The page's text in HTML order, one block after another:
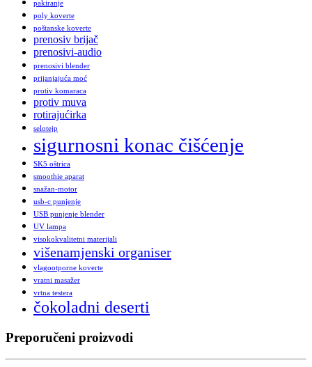
pakiranje
poly koverte
poštanske koverte
prenosiv brijač
prenosivi-audio
prenosivi blender
prijanjajuća moć
protiv komaraca
protiv muva
rotirajućirka
selotejp
sigurnosni konac čišćenje
SK5 oštrica
smoothie aparat
snažan-motor
usb-c punjenje
USB punjenje blender
UV lampa
visokokvalitetni materijali
višenamjenski organiser
vlagootporne koverte
vratni masažer
vrtna testera
čokoladni deserti
Preporučeni proizvodi